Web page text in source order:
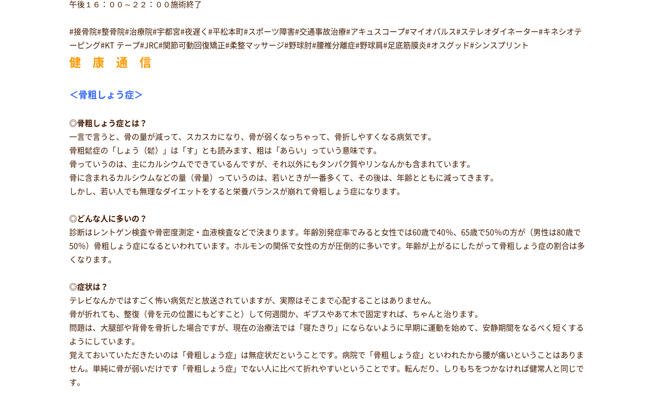
午後１６：００～２２：００施術終了
#接骨院#整骨院#治療院#宇都宮#夜遅く#平松本町#スポーツ障害#交通事故治療#アキュスコープ#マイオパルス#ステレオダイネーター#キネシオテ
ーピング#KT テープ#JRC#関節可動回復矯正#柔整マッサージ#野球肘#腰椎分離症#野球肩#足底筋膜炎#オスグッド#シンスプリント
健 康 通 信
＜骨粗しょう症＞
◎骨粗しょう症とは？
一言で言うと、骨の量が減って、スカスカになり、骨が弱くなっちゃって、骨折しやすくなる病気です。
骨粗鬆症の「しょう（鬆）」は「す」とも読みます、粗は「あらい」っていう意味です。
骨っていうのは、主にカルシウムでできているんですが、それ以外にもタンパク質やリンなんかも含まれています。
骨に含まれるカルシウムなどの量（骨量）っていうのは、若いときが一番多くて、その後は、年齢とともに減ってきます。
しかし、若い人でも無理なダイエットをすると栄養バランスが崩れて骨粗しょう症になります。
◎どんな人に多いの？
診断はレントゲン検査や骨密度測定・血液検査などで決まります。年齢別発症率でみると女性では60歳で40％、65歳で50％の方が（男性は80歳で
50％）骨粗しょう症になるといわれています。ホルモンの関係で女性の方が圧倒的に多いです。年齢が上がるにしたがって骨粗しょう症の割合は多
くなります。
◎症状は？
テレビなんかではすごく怖い病気だと放送されていますが、実際はそこまで心配することはありません。
骨が折れても、整復（骨を元の位置にもどすこと）して何週間か、ギブスやあて木で固定すれば、ちゃんと治ります。
問題は、大腿部や背骨を骨折した場合ですが、現在の治療法では「寝たきり」にならないように早期に運動を始めて、安静期間をなるべく短くする
ようにしています。
覚えておいていただきたいのは「骨粗しょう症」は無症状だということです。病院で「骨粗しょう症」といわれたから腰が痛いということはありま
せん。単純に骨が弱いだけです「骨粗しょう症」でない人に比べて折れやすいということです。転んだり、しりもちをつかなければ健常人と同じで
す。